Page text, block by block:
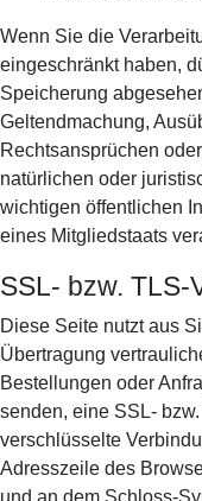
Wenn Sie die
eingeschränkt haben,
Speicherung
Geltendmachung,
Rechtsansprüchen
natürlichen oder
wichtigen öffentlichen
eines Mitgliedstaats
SSL- bzw. TLS-
Diese Seite nutzt aus
Übertragung
Bestellungen oder
senden, eine SSL-
verschlüsselte
Adresszeile des
und an dem Schloss-